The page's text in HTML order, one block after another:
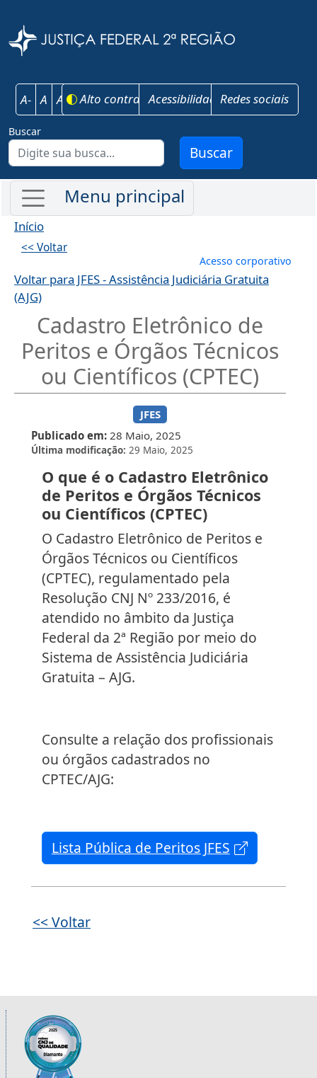
A- A A+ Alto contrasteAcessibilidadeRedes sociais
Buscar
Buscar
Início
<< Voltar
Menu de
Acesso corporativo
Voltar para JFES - Assistência Judiciária Gratuita
(AJG)
Cadastro Eletrônico de
Peritos e Órgãos Técnicos
ou Científicos (CPTEC)
JFES
Publicado em 28 Maio, 2025
Última modificação 29 Maio, 2025
O que é o Cadastro Eletrônico
de Peritos e Órgãos Técnicos
ou Científicos (CPTEC)
O Cadastro Eletrônico de Peritos e
Órgãos Técnicos ou Científicos
(CPTEC), regulamentado pela
Resolução CNJ Nº 233/2016, é
atendido no âmbito da Justiça
Federal da 2ª Região por meio do
Sistema de Assistência Judiciária
Gratuita – AJG.
Consulte a relação dos profissionais
ou órgãos cadastrados no
CPTEC/AJG:
Lista Pública de Peritos JFES
<< Voltar
Informações úteis sobre os órgãos da 2ª
Imagem